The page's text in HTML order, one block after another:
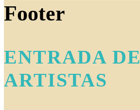
Footer
ENTRADA DE
ARTISTAS